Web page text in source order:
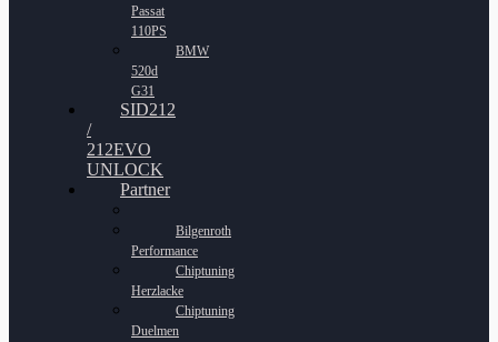
Passat
110PS
BMW
520d
G31
SID212
/
212EVO
UNLOCK
Partner
Bilgenroth
Performance
Chiptuning
Herzlacke
Chiptuning
Duelmen